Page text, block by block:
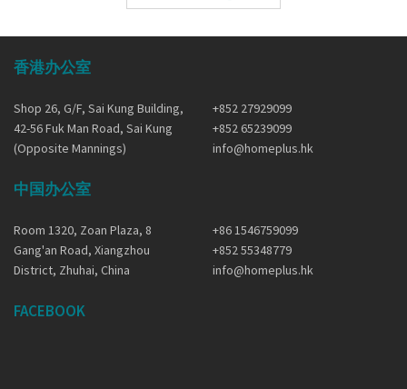
香港办公室
Shop 26, G/F, Sai Kung Building,
42-56 Fuk Man Road, Sai Kung
(Opposite Mannings)
+852 27929099
+852 65239099
info@homeplus.hk
中国办公室
Room 1320, Zoan Plaza, 8
Gang'an Road, Xiangzhou
District, Zhuhai, China
+86 1546759099
+852 55348779
info@homeplus.hk
FACEBOOK